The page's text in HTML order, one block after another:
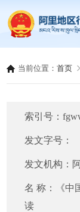
当前位置：首页
索引号：
发文字号：
发文机构：
名 称：
《
读